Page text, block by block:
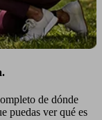
de dónde
puedas ver qué es